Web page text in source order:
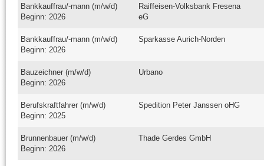
Bankkauffrau/-mann (m/w/d)
Beginn: 2026
Raiffeisen-Volksbank Fresena
eG
Bankkauffrau/-mann (m/w/d)
Beginn: 2026
Sparkasse Aurich-Norden
Bauzeichner (m/w/d)
Beginn: 2026
Urbano
Berufskraftfahrer (m/w/d)
Beginn: 2025
Spedition Peter Janssen oHG
Brunnenbauer (m/w/d)
Beginn: 2026
Thade Gerdes GmbH